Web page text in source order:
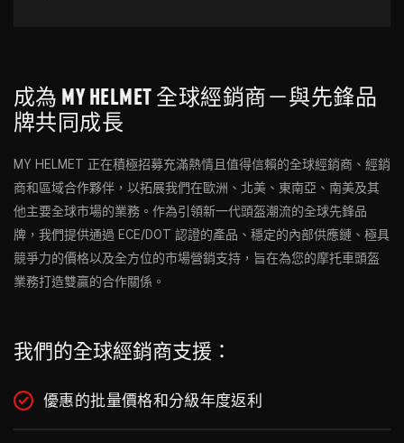
成為 MY HELMET 全球經銷商－與先鋒品
牌共同成長
MY HELMET 正在積極招募充滿熱情且值得信賴的全球經銷商、經銷
商和區域合作夥伴，以拓展我們在歐洲、北美、東南亞、南美及其
他主要全球市場的業務。作為引領新一代頭盔潮流的全球先鋒品
牌，我們提供通過 ECE/DOT 認證的產品、穩定的內部供應鏈、極具
競爭力的價格以及全方位的市場營銷支持，旨在為您的摩托車頭盔
業務打造雙贏的合作關係。
我們的全球經銷商支援：
優惠的批量價格和分級年度返利